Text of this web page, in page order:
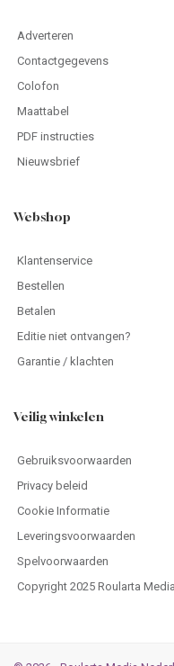
Adverteren
Contactgegevens
Colofon
Maattabel
PDF instructies
Nieuwsbrief
Webshop
Klantenservice
Bestellen
Betalen
Editie niet ontvangen?
Garantie / klachten
Veilig winkelen
Gebruiksvoorwaarden
Privacy beleid
Cookie Informatie
Leveringsvoorwaarden
Spelvoorwaarden
Copyright 2025 Roularta